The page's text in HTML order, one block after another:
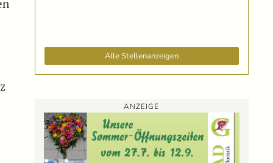
Alle Stellenanzeigen
ANZEIGE